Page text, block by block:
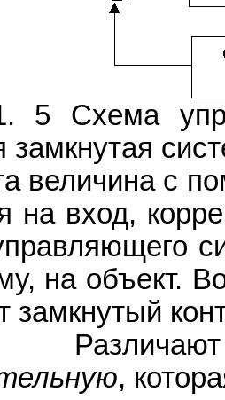
5 Схема
замкнутая
с
на вход,
на объект.
замкнутый
два
,